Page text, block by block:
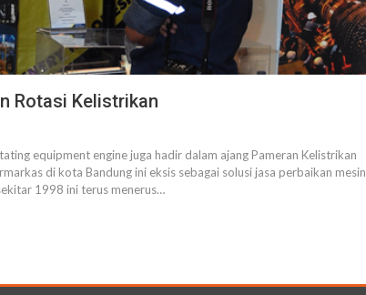
Rotasi Kelistrikan
equipment engine juga hadir dalam ajang Pameran Kelistrikan
di kota Bandung ini eksis sebagai solusi jasa perbaikan mesin
1998 ini terus menerus…